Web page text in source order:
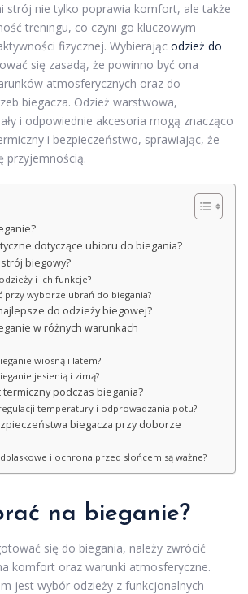
strój nie tylko poprawia komfort, ale także
treningu, co czyni go kluczowym
fizycznej. Wybierając odzież do
się zasadą, że powinno być ona
atmosferycznych oraz do
biegacza. Odzież warstwowa,
i odpowiednie akcesoria mogą znacząco
i bezpieczeństwo, sprawiając, że
przyjemnością.
dotyczące ubioru do biegania?
biegowy?
i ich funkcje?
przy wyborze ubrań do biegania?
do odzieży biegowej?
w różnych warunkach
wiosną i latem?
jesienią i zimą?
termiczny podczas biegania?
temperatury i odprowadzania potu?
biegacza przy doborze
i ochrona przed słońcem są ważne?
na bieganie?
się do biegania, należy zwrócić
komfort oraz warunki atmosferyczne.
jest wybór odzieży z funkcjonalnych